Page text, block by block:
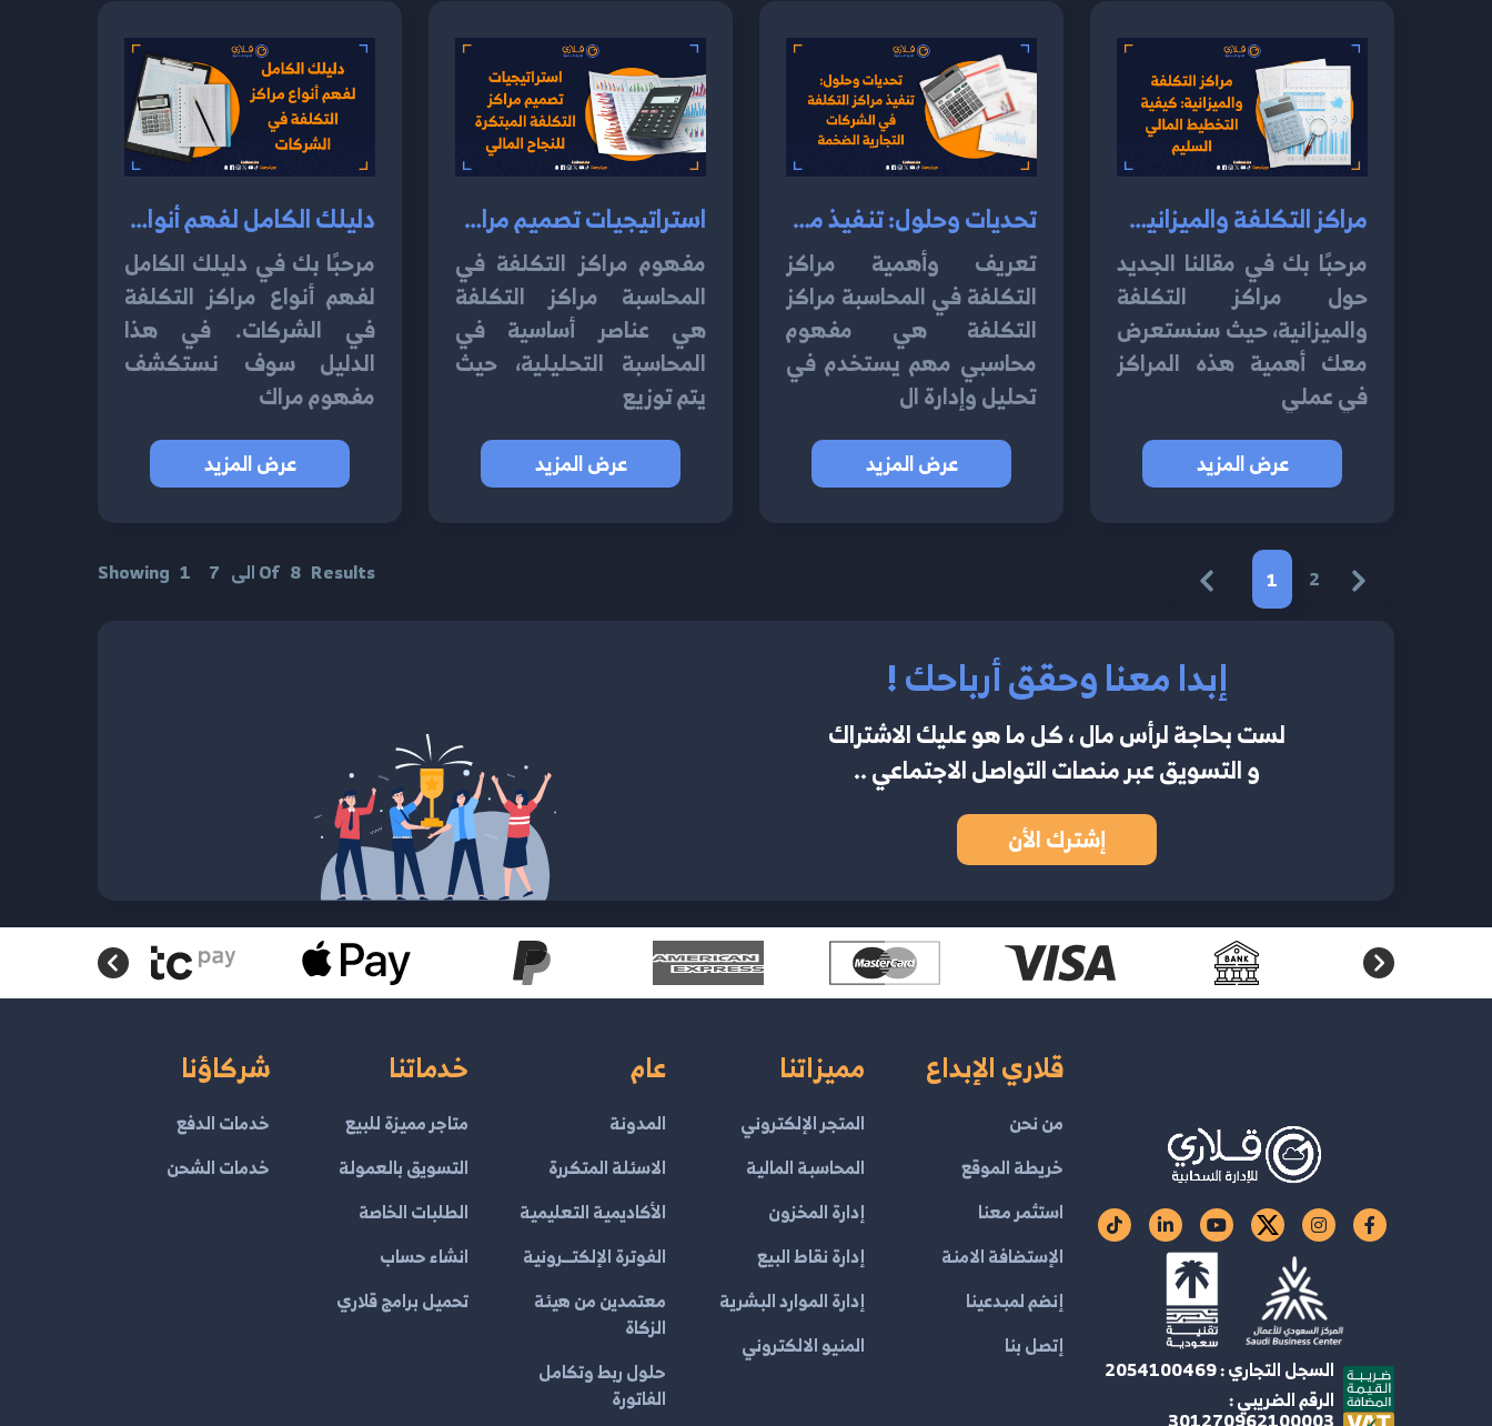
مراكز التكلفة والميزانية: كيفية التخطيط المالي السليم 2024
مرحبًا بك في مقالنا الجديد
حول مراكز التكلفة
والميزانية، حيث سنستعرض
معك أهمية هذه المراكز
في عملي
عرض المزيد
تحديات وحلول: تنفيذ مراكز التكلفة في الشركات التجارية الضخمة 2024
تعريف وأهمية مراكز
التكلفة في المحاسبة مراكز
التكلفة هي مفهوم
محاسبي مهم يستخدم في
تحليل وإدارة ال
عرض المزيد
استراتيجيات تصميم مراكز التكلفة المبتكرة للنجاح المالي 2024
مفهوم مراكز التكلفة في
المحاسبة مراكز التكلفة
هي عناصر أساسية في
المحاسبة التحليلية، حيث
يتم توزيع
عرض المزيد
دليلك الكامل لفهم أنواع مراكز التكلفة في الشركات 2024
مرحبًا بك في دليلك الكامل
لفهم أنواع مراكز التكلفة
في الشركات. في هذا
الدليل سوف نستكشف
مفهوم مراك
عرض المزيد
Showing 1 الى 7 Of 8 Results 1 2
إبدا معنا وحقق أرباحك !
لست بحاجة لرأس مال ، كل ما هو عليك الاشتراك
و التسويق عبر منصات التواصل الاجتماعي ..
إشترك الأن
السجل التجاري : 2054100469
الرقم الضريبي :
قلاري الإبداع
من نحن
خريطة الموقع
استثمر معنا
الإستضافة الامنة
إنضم لمبدعينا
إتصل بنا
مميزاتنا
المتجر الإلكتروني
المحاسبة المالية
إدارة المخزون
إدارة نقاط البيع
إدارة الموارد البشرية
المنيو الالكتروني
عام
المدونة
الاسئلة المتكررة
الأكاديمية التعليمية
الفوترة الإلكتــرونية
معتمدين من هيئة
الزكاة
حلول ربط وتكامل
الفاتورة
خدماتنا
متاجر مميزة للبيع
التسويق بالعمولة
الطلبات الخاصة
انشاء حساب
تحميل برامج قلاري
شركاؤنا
خدمات الدفع
خدمات الشحن